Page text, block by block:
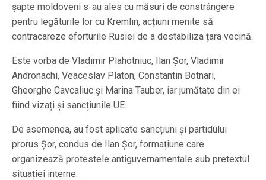
șapte moldoveni s-au ales cu măsuri de constrângere
pentru legăturile lor cu Kremlin, acțiuni menite să
contracareze eforturile Rusiei de a destabiliza țara vecină.
Este vorba de Vladimir Plahotniuc, Ilan Șor, Vladimir
Andronachi, Veaceslav Platon, Constantin Botnari,
Gheorghe Cavcaliuc și Marina Tauber, iar jumătate din ei
fiind vizați și sancțiunile UE.
De asemenea, au fost aplicate sancțiuni și partidului
prorus Șor, condus de Ilan Șor, formațiune care
organizează protestele antiguvernamentale sub pretextul
situației interne.